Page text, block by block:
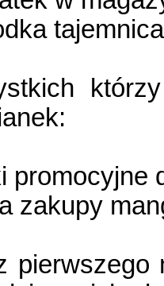
promocyjne
zakupy
pierwszego